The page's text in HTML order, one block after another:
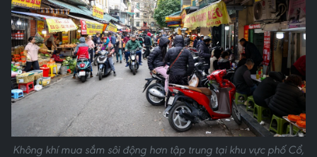
Không khí mua sắm sôi động hơn tập trung tại khu vực phố Cổ,